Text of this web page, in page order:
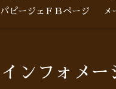
パピージェＦＢページ
メ
インフォメー